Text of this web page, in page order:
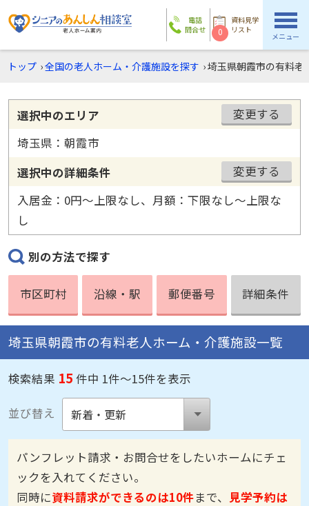
電話
問合せ
資料見学
リスト
0 メニュー
トップ ›全国の老人ホーム・介護施設を探す ›埼玉県朝霞市の有料老
選択中のエリア
変更する
埼玉県：朝霞市
選択中の詳細条件
変更する
入居金：0円〜上限なし、月額：下限なし〜上限な
し
別の方法で探す
市区町村 沿線・駅 郵便番号 詳細条件
埼玉県朝霞市の有料老人ホーム・介護施設一覧
検索結果 15 件中 1件～15件を表示
並び替え
パンフレット請求・お問合せをしたいホームにチェ
ックを入れてください。
同時に資料請求ができるのは10件まで、 見学予約は